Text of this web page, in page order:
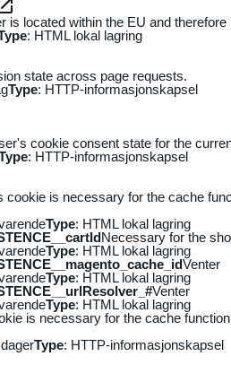
is located within the EU and
: HTML lokal lagring
state across page requests.
Type: HTTP-informasjonskapsel
cookie consent state for the
: HTTP-informasjonskapsel
cookie is necessary for the cache
Type: HTML lokal lagring
Necessary for the
Type: HTML lokal lagring
Venter
Type: HTML lokal lagring
Venter
Type: HTML lokal lagring
is necessary for the cache
Type: HTTP-informasjonskapsel